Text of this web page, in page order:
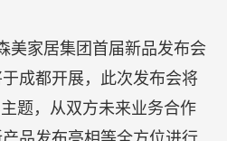
围的弧形曲线展现女性感
直线则代表着女性内在的
不妥协。从弧形曲线到直
并济的LOGO体现品牌对
追求。